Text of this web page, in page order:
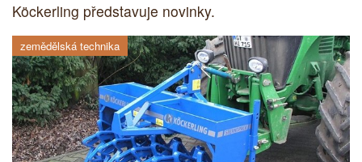
Köckerling představuje novinky.
zemědělská technika